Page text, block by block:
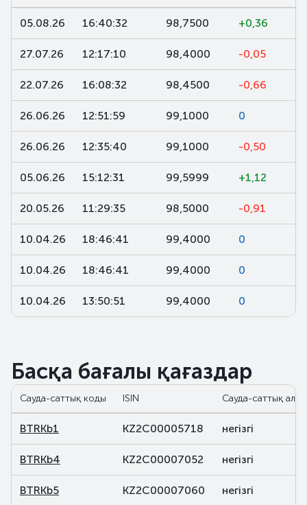
05.08.26 16:40:32 98,7500 +0,36
27.07.26 12:17:10 98,4000 -0,05
22.07.26 16:08:32 98,4500 -0,66
26.06.26 12:51:59 99,1000 0
26.06.26 12:35:40 99,1000 -0,50
05.06.26 15:12:31 99,5999 +1,12
20.05.26 11:29:35 98,5000 -0,91
10.04.26 18:46:41 99,4000 0
10.04.26 18:46:41 99,4000 0
10.04.26 13:50:51 99,4000 0
Басқа бағалы қағаздар
Сауда-саттық коды ISIN Сауда-саттық алаң
BTRKb1 KZ2C00005718 негізгі
BTRKb4 KZ2C00007052 негізгі
BTRKb5 KZ2C00007060 негізгі